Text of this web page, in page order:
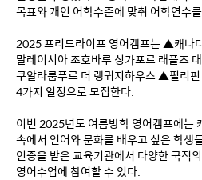
목표와 개인 어학수준에 맞춰 어학연수
2025 프리드라이프 영어캠프는 ▲캐나
말레이시아 조호바루 싱가포르 래플즈
쿠알라룸푸르 더 랭귀지하우스 ▲필리
4가지 일정으로 모집한다.
이번 2025년도 여름방학 영어캠프에는
속에서 언어와 문화를 배우고 싶은 학생
인증을 받은 교육기관에서 다양한 국적
영어수업에 참여할 수 있다.